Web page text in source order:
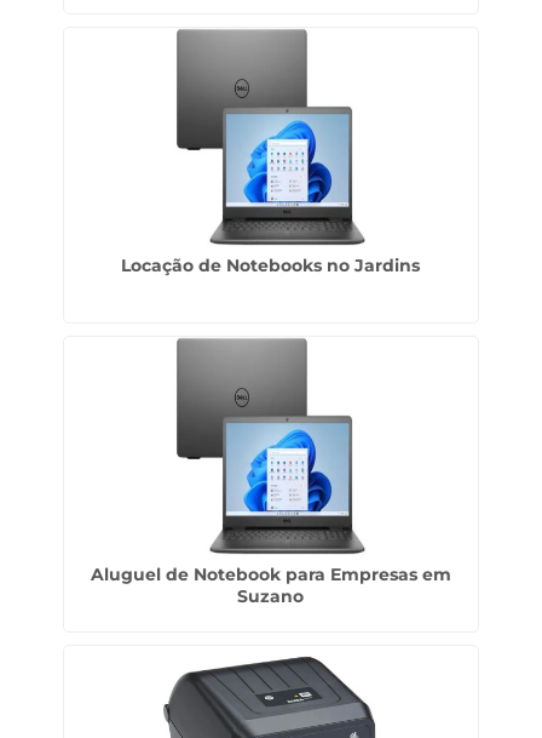
Locação de Notebooks no Jardins
Aluguel de Notebook para Empresas em
Suzano